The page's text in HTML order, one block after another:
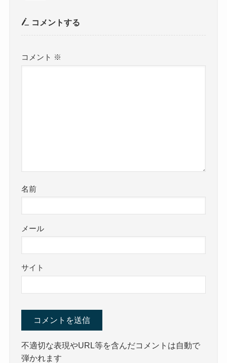
コメントする
コメント ※
名前
メール
サイト
不適切な表現やURL等を含んだコメントは自動で
弾かれます